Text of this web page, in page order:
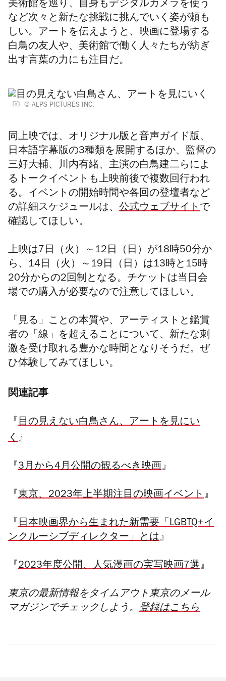
美術館を巡り、自身もデジタルカメラを使う
など次々と新たな挑戦に挑んでいく姿が頼も
しい。アートを伝えようと、映画に登場する
白鳥の友人や、美術館で働く人々たちが紡ぎ
出す言葉の力にも注目だ。
© ALPS PICTURES INC.
同上映では、オリジナル版と音声ガイド版、
日本語字幕版の3種類を展開するほか、監督の
三好大輔、川内有緒、主演の白鳥建二らによ
るトークイベントも上映前後で複数回行われ
る。イベントの開始時間や各回の登壇者など
の詳細スケジュールは、 公式ウェブサイト で
確認してほしい。
上映は7日（火）～12日（日）が18時50分か
ら、14日（火）～19日（日）は13時と15時
20分からの2回制となる。チケットは当日会
場での購入が必要なので注意してほしい。
「見る」ことの本質や、アーティストと鑑賞
者の「線」を超えることについて、新たな刺
激を受け取れる豊かな時間となりそうだ。ぜ
ひ体験してみてほしい。
関連記事
『 目の見えない白鳥さん、アートを見にい
く』
『 3月から4月公開の観るべき映画』
『 東京、2023年上半期注目の映画イベント』
『 日本映画界から生まれた新需要「LGBTQ+イ
ンクルーシブディレクター」とは』
『 2023年度公開、人気漫画の実写映画7選』
東京の最新情報をタイムアウト東京のメール
マガジンでチェックしよう。 登録はこちら